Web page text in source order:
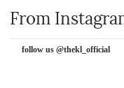
From
follow us @thekl_official